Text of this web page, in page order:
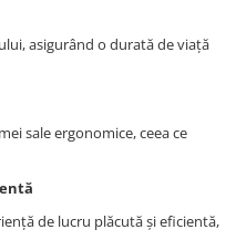
asigurând o durată de viață
sale ergonomice, ceea ce
de lucru plăcută și eficientă,